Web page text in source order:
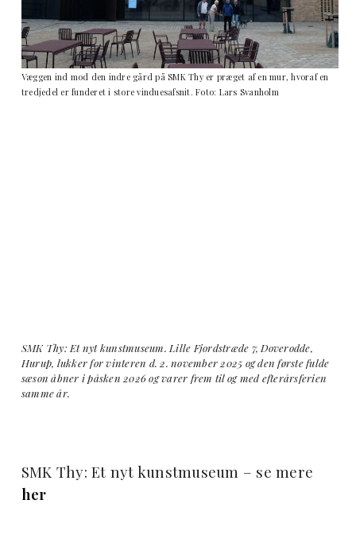
Væggen ind mod den indre gård på SMK Thy er præget af en mur, hvoraf en
tredjedel er funderet i store vinduesafsnit. Foto: Lars Svanholm
SMK Thy: Et nyt kunstmuseum. Lille Fjordstræde 7, Doverodde,
Hurup, lukker for vinteren d. 2. november 2025 og den første fulde
sæson åbner i påsken 2026 og varer frem til og med efterårsferien
samme år.
SMK Thy: Et nyt kunstmuseum – se mere
her